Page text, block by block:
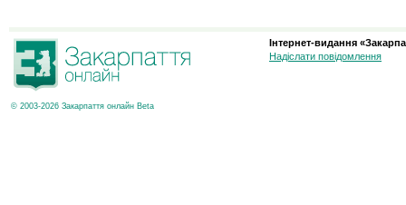
© 2003-2026 Закарпаття онлайн Beta
Інтернет-видання
Надіслати повідомлення